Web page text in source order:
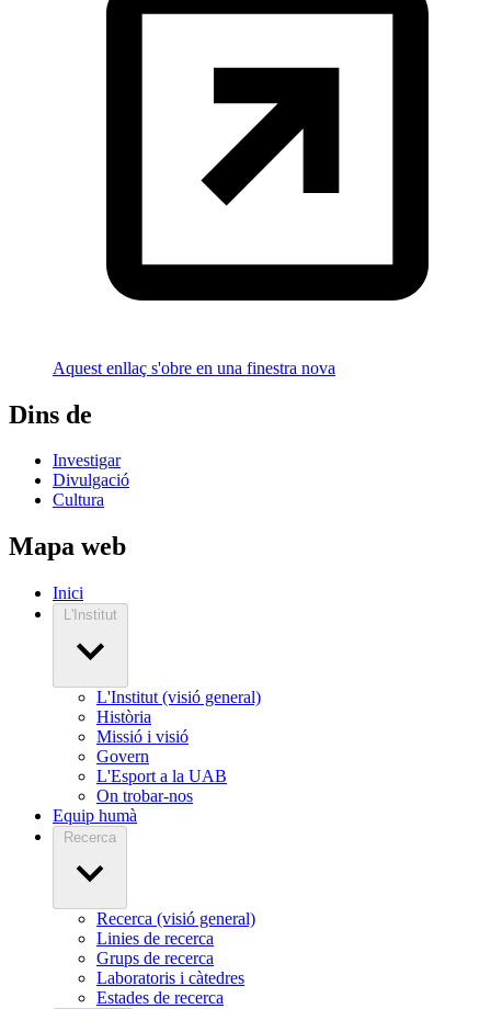
Aquest enllaç s'obre en una finestra nova
Dins de
Investigar
Divulgació
Cultura
Mapa web
Inici
L'Institut
L'Institut (visió general)
Història
Missió i visió
Govern
L'Esport a la UAB
On trobar-nos
Equip humà
Recerca
Recerca (visió general)
Linies de recerca
Grups de recerca
Laboratoris i càtedres
Estades de recerca